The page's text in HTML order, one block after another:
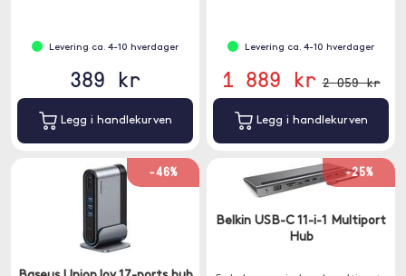
Levering ca. 4-10 hverdager
389 kr
Legg i handlekurven
Levering ca. 4-10 hverdager
1 889 kr 2 059 kr
Legg i handlekurven
-46% -25%
Belkin USB-C 11-i-1 Multiport
Hub